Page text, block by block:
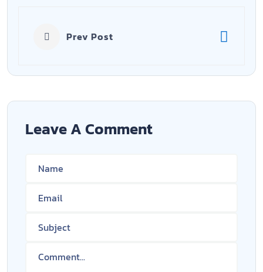
Prev Post
Leave A Comment